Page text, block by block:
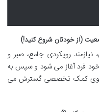
(از خودتان شروع کنید!)
رویکردی جامع، صبر و
فرد آغاز می شود و سپس به
کمک تخصصی گسترش می